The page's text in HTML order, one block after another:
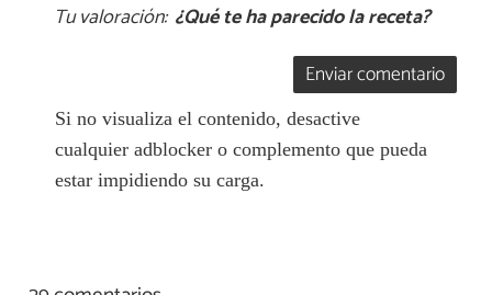
Tu valoración: ¿Qué te ha parecido la receta?
Enviar comentario
Si no visualiza el contenido, desactive
cualquier adblocker o complemento que pueda
estar impidiendo su carga.